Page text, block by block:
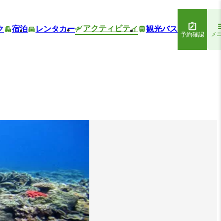
宿泊 レンタカー アクティビティ 観光バス
予約確認 メ